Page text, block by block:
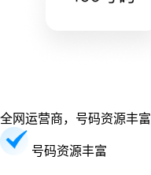
全网运营商，号码资源丰富
号码资源丰富